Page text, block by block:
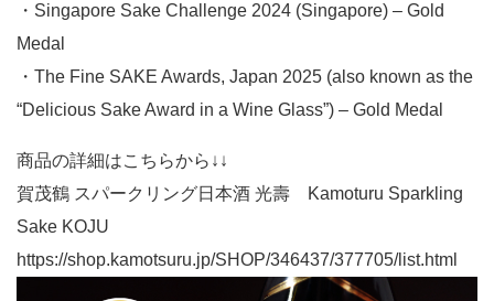
・Singapore Sake Challenge 2024 (Singapore) – Gold
Medal
・The Fine SAKE Awards, Japan 2025 (also known as the
“Delicious Sake Award in a Wine Glass”) – Gold Medal
商品の詳細はこちらから↓↓
賀茂鶴 スパークリング日本酒 光壽 Kamoturu Sparkling
Sake KOJU
https://shop.kamotsuru.jp/SHOP/346437/377705/list.html